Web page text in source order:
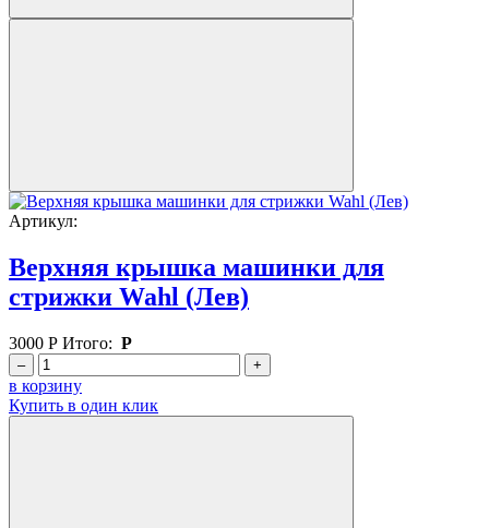
Артикул:
Верхняя крышка машинки для
стрижки Wahl (Лев)
3000 Р Итого: Р
– +
в корзину
Купить в один клик